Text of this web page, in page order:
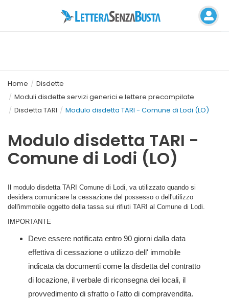
Home
Disdette
Moduli disdette servizi generici e lettere precompilate
Disdetta TARI
Modulo disdetta TARI - Comune di Lodi (LO)
Modulo disdetta TARI -
Comune di Lodi (LO)
Il modulo disdetta TARI Comune di Lodi, va utilizzato quando si
desidera comunicare la cessazione del possesso o dell'utilizzo
dell'immobile oggetto della tassa sui rifiuti TARI al Comune di Lodi.
IMPORTANTE
Deve essere notificata entro 90 giorni dalla data
effettiva di cessazione o utilizzo dell' immobile
indicata da documenti come la disdetta del contratto
di locazione, il verbale di riconsegna dei locali, il
provvedimento di sfratto o l'atto di compravendita.